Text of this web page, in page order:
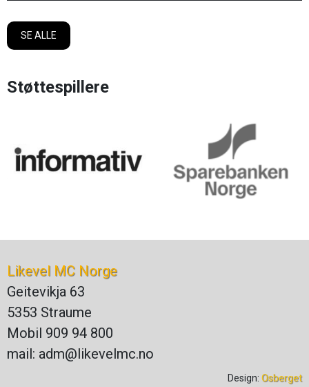
SE ALLE
Støttespillere
Likevel MC Norge
Geitevikja 63
5353 Straume
Mobil 909 94 800
mail: adm@likevelmc.no
Design: Osberget